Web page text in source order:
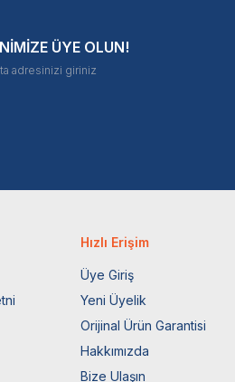
ÜYE OLUN!
Hızlı Erişim
Üye Giriş
Yeni Üyelik
Orijinal Ürün Garantisi
Hakkımızda
Bize Ulaşın